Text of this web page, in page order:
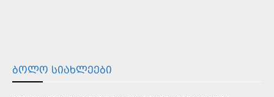
ᲑᲝᲚᲝ ᲡᲘᲐᲮᲚᲔᲔᲑᲘ